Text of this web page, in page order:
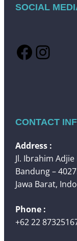
SOCIAL
Facebook Instagram
CONTACT
Address :
Jl. Ibrahim
Bandung –
Jawa Barat,
Phone :
+62 22